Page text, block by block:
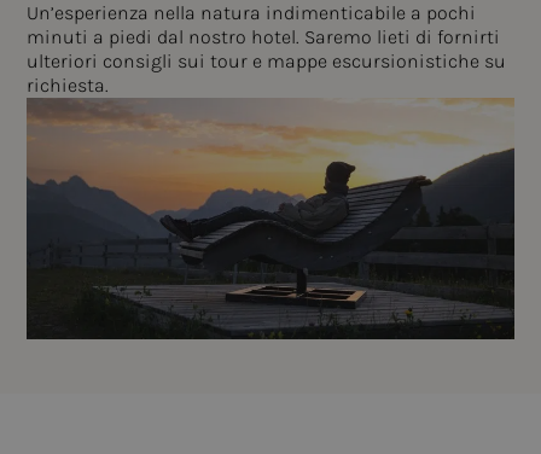
Un’esperienza nella natura indimenticabile a pochi
minuti a piedi dal nostro hotel. Saremo lieti di fornirti
ulteriori consigli sui tour e mappe escursionistiche su
richiesta.